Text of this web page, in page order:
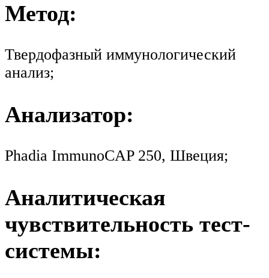
Метод:
Твердофазный иммунологический
анализ;
Анализатор:
Phadia ImmunoCAP 250, Швеция;
Аналитическая
чувствительность тест-
системы: